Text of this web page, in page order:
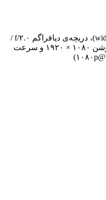
سنسور از نوع عریض (wide)، دریچه‌ی دیافراگم f/۲.۰ /
امکان فیلمبرداری رزولوشن ۱۰۸۰ × ۱۹۲۰ و سرعت